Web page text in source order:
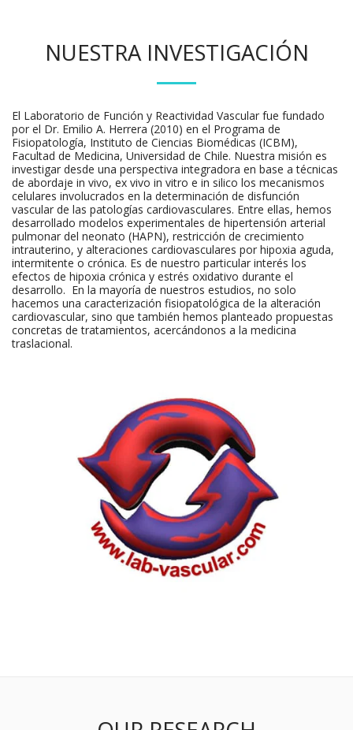
NUESTRA INVESTIGACIÓN
El Laboratorio de Función y Reactividad Vascular fue fundado
por el Dr. Emilio A. Herrera (2010) en el Programa de
Fisiopatología, Instituto de Ciencias Biomédicas (ICBM),
Facultad de Medicina, Universidad de Chile. Nuestra misión es
investigar desde una perspectiva integradora en base a técnicas
de abordaje in vivo, ex vivo in vitro e in silico los mecanismos
celulares involucrados en la determinación de disfunción
vascular de las patologías cardiovasculares. Entre ellas, hemos
desarrollado modelos experimentales de hipertensión arterial
pulmonar del neonato (HAPN), restricción de crecimiento
intrauterino, y alteraciones cardiovasculares por hipoxia aguda,
intermitente o crónica. Es de nuestro particular interés los
efectos de hipoxia crónica y estrés oxidativo durante el
desarrollo. En la mayoría de nuestros estudios, no solo
hacemos una caracterización fisiopatológica de la alteración
cardiovascular, sino que también hemos planteado propuestas
concretas de tratamientos, acercándonos a la medicina
traslacional.